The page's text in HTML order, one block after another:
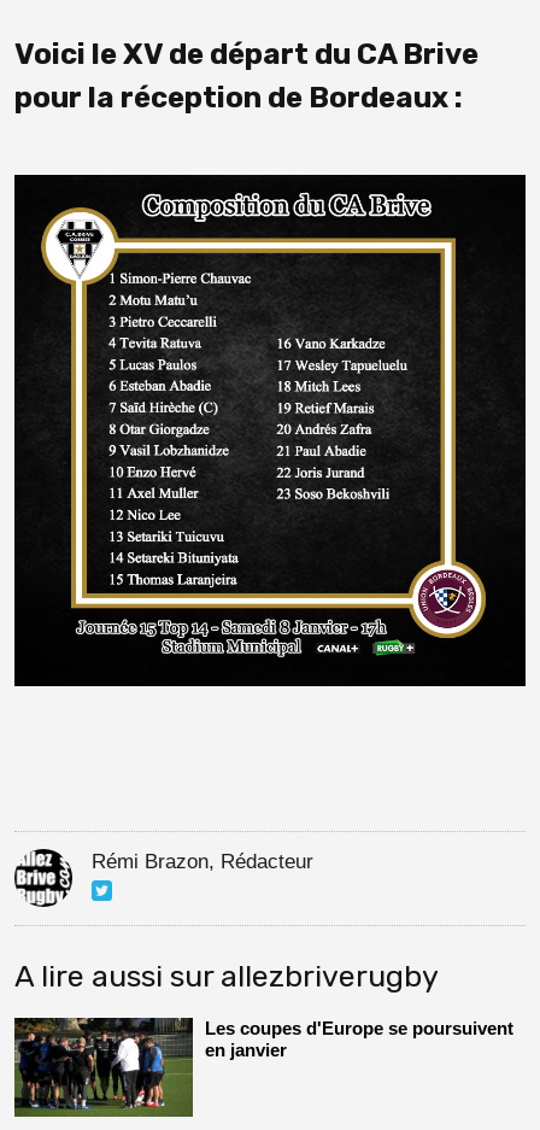
Voici le XV de départ du CA Brive
pour la réception de Bordeaux :
Rémi Brazon, Rédacteur
A lire aussi sur allezbriverugby
Les coupes d'Europe se poursuivent
en janvier